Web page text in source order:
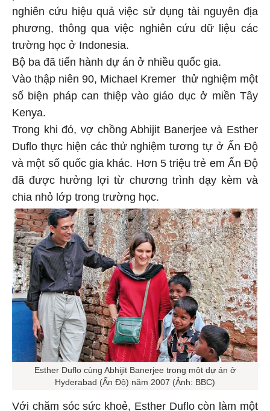
nghiên cứu hiệu quả việc sử dụng tài nguyên địa
phương, thông qua việc nghiên cứu dữ liệu các
trường học ở Indonesia.
Bộ ba đã tiến hành dự án ở nhiều quốc gia.
Vào thập niên 90, Michael Kremer thử nghiệm một
số biện pháp can thiệp vào giáo dục ở miền Tây
Kenya.
Trong khi đó, vợ chồng Abhijit Banerjee và Esther
Duflo thực hiện các thử nghiệm tương tự ở Ấn Độ
và một số quốc gia khác. Hơn 5 triệu trẻ em Ấn Độ
đã được hưởng lợi từ chương trình dạy kèm và
chia nhỏ lớp trong trường học.
Esther Duflo cùng Abhijit Banerjee trong một dự án ở
Hyderabad (Ấn Độ) năm 2007 (Ảnh: BBC)
Với chăm sóc sức khoẻ, Esther Duflo còn làm một